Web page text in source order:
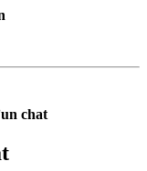
chat